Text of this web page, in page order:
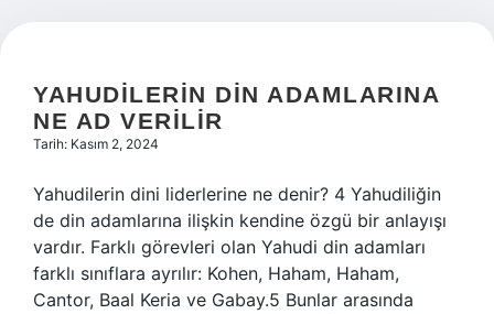
YAHUDILERIN DIN ADAMLARINA
NE AD VERILIR
Tarih: Kasım 2, 2024
Yahudilerin dini liderlerine ne denir? 4 Yahudiliğin
de din adamlarına ilişkin kendine özgü bir anlayışı
vardır. Farklı görevleri olan Yahudi din adamları
farklı sınıflara ayrılır: Kohen, Haham, Haham,
Cantor, Baal Keria ve Gabay.5 Bunlar arasında